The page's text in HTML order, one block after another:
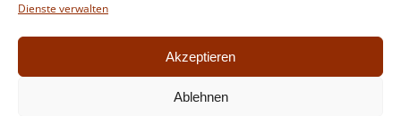
Dienste verwalten
Akzeptieren
Ablehnen
Intern